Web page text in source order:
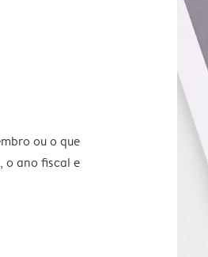
ou o que
o ano fiscal e